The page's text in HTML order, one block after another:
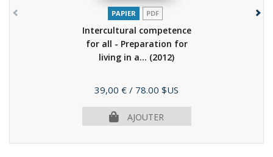
PAPIER PDF
Intercultural competence
for all - Preparation for
living in a... (2012)
Prix
39,00 € / 78.00 $US
AJOUTER